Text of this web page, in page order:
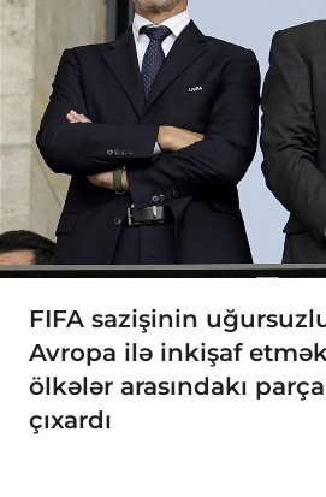
FIFA sazişinin
Avropa ilə inkişaf
ölkələr arasındakı
çıxardı